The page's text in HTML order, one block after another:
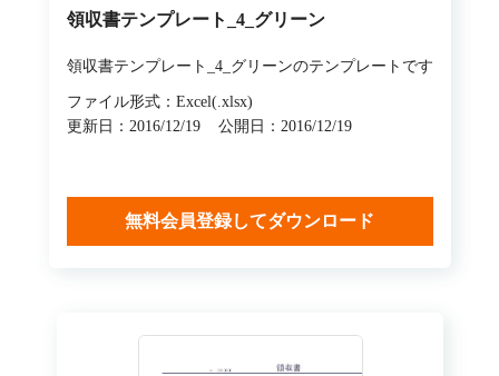
領収書テンプレート_4_グリーン
領収書テンプレート_4_グリーンのテンプレートです
ファイル形式：Excel(.xlsx)
更新日：2016/12/19
公開日：2016/12/19
無料会員登録してダウンロード